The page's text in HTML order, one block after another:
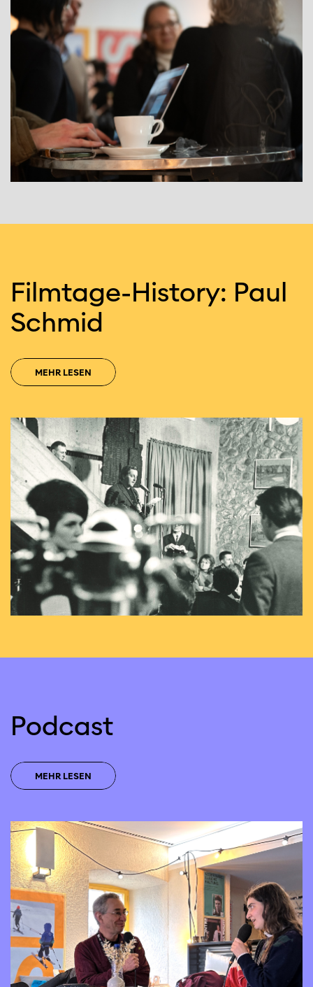
Filmtage-History: Paul
Schmid
MEHR LESEN
Podcast
MEHR LESEN